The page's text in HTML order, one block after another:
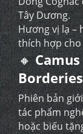
Tây Dương.
Hương vị lạ –
thích hợp
🔸
Phiên bản
tác phẩm
hoặc biếu